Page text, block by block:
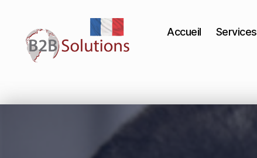
Accueil Services